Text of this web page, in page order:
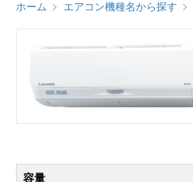
ホーム エアコン機種名から探す
容量